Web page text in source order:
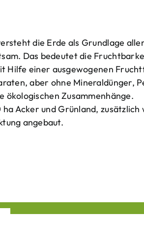
die Erde als Grundlage
Das bedeutet die
Hilfe einer ausgewogenen
aber ohne Mineraldünger,
Zusammenhänge.
Acker und Grünland, zusätzlich
angebaut.